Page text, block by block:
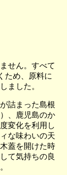
せん。すべて
ため、原料に
ました。
詰まった島根
、鹿児島のか
変化を利用し
な味わいの天
蓋を開けた時
て気持ちの良